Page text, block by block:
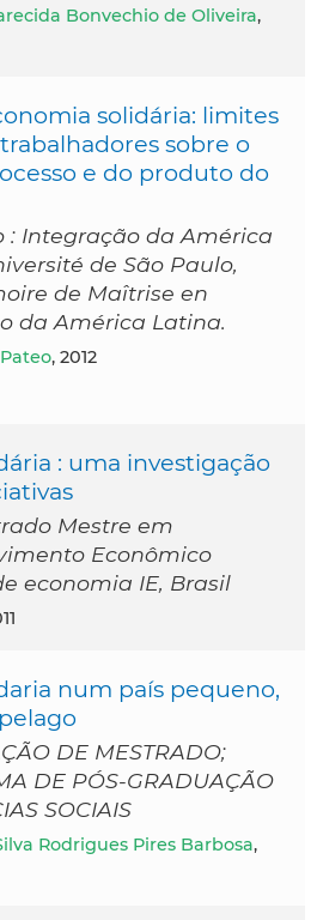
Bonvechio de Oliveira,
solidária: limites
sobre o
e do produto do
: Integração da América
de São Paulo,
de Maîtrise en
da América Latina.
Pateo, 2012
: uma investigação
Mestre em
Econômico
economia IE, Brasil
num país pequeno,
DE MESTRADO;
DE PÓS-GRADUAÇÃO
SOCIAIS
Silva Rodrigues Pires Barbosa,